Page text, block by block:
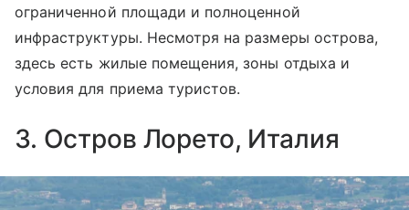
ограниченной площади и полноценной
инфраструктуры. Несмотря на размеры острова,
здесь есть жилые помещения, зоны отдыха и
условия для приема туристов.
3. Остров Лорето, Италия